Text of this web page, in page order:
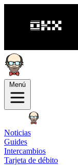
Menú
Noticias
Guides
Intercambios
Tarjeta de débito